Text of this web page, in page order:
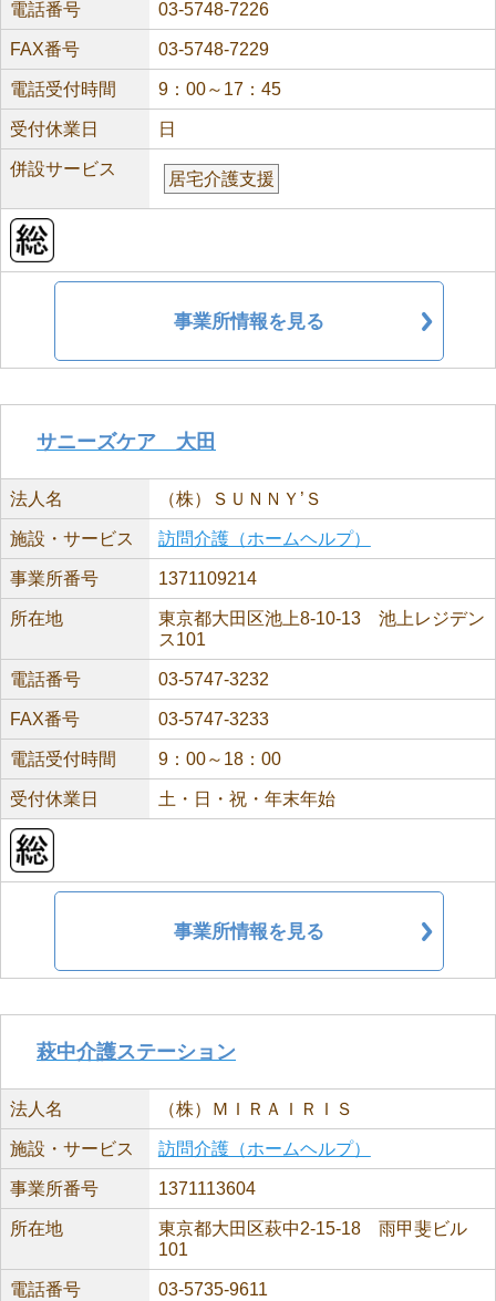
電話番号 03-5748-7226
FAX番号 03-5748-7229
電話受付時間 9：00～17：45
受付休業日 日
併設サービス
居宅介護支援
事業所情報を見る
サニーズケア 大田
法人名 （株）ＳＵＮＮＹ’Ｓ
施設・サービス 訪問介護（ホームヘルプ）
事業所番号 1371109214
所在地
東京都大田区池上8-10-13 池上レジデン
ス101
電話番号 03-5747-3232
FAX番号 03-5747-3233
電話受付時間 9：00～18：00
受付休業日 土・日・祝・年末年始
事業所情報を見る
萩中介護ステーション
法人名 （株）ＭＩＲＡＩＲＩＳ
施設・サービス 訪問介護（ホームヘルプ）
事業所番号 1371113604
所在地
東京都大田区萩中2-15-18 雨甲斐ビル
101
電話番号 03-5735-9611